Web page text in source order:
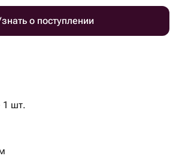
о поступлении
1 шт.